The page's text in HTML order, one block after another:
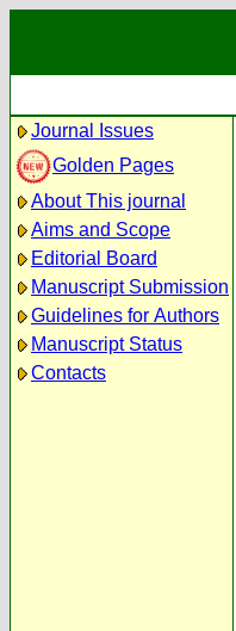
Journal Issues
Golden Pages
About This journal
Aims and Scope
Editorial Board
Manuscript Submission
Guidelines for Authors
Manuscript Status
Contacts